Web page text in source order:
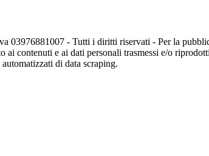
03976881007 - Tutti i diritti riservati - Per la
ai contenuti e ai dati personali trasmessi e/o
di data scraping.